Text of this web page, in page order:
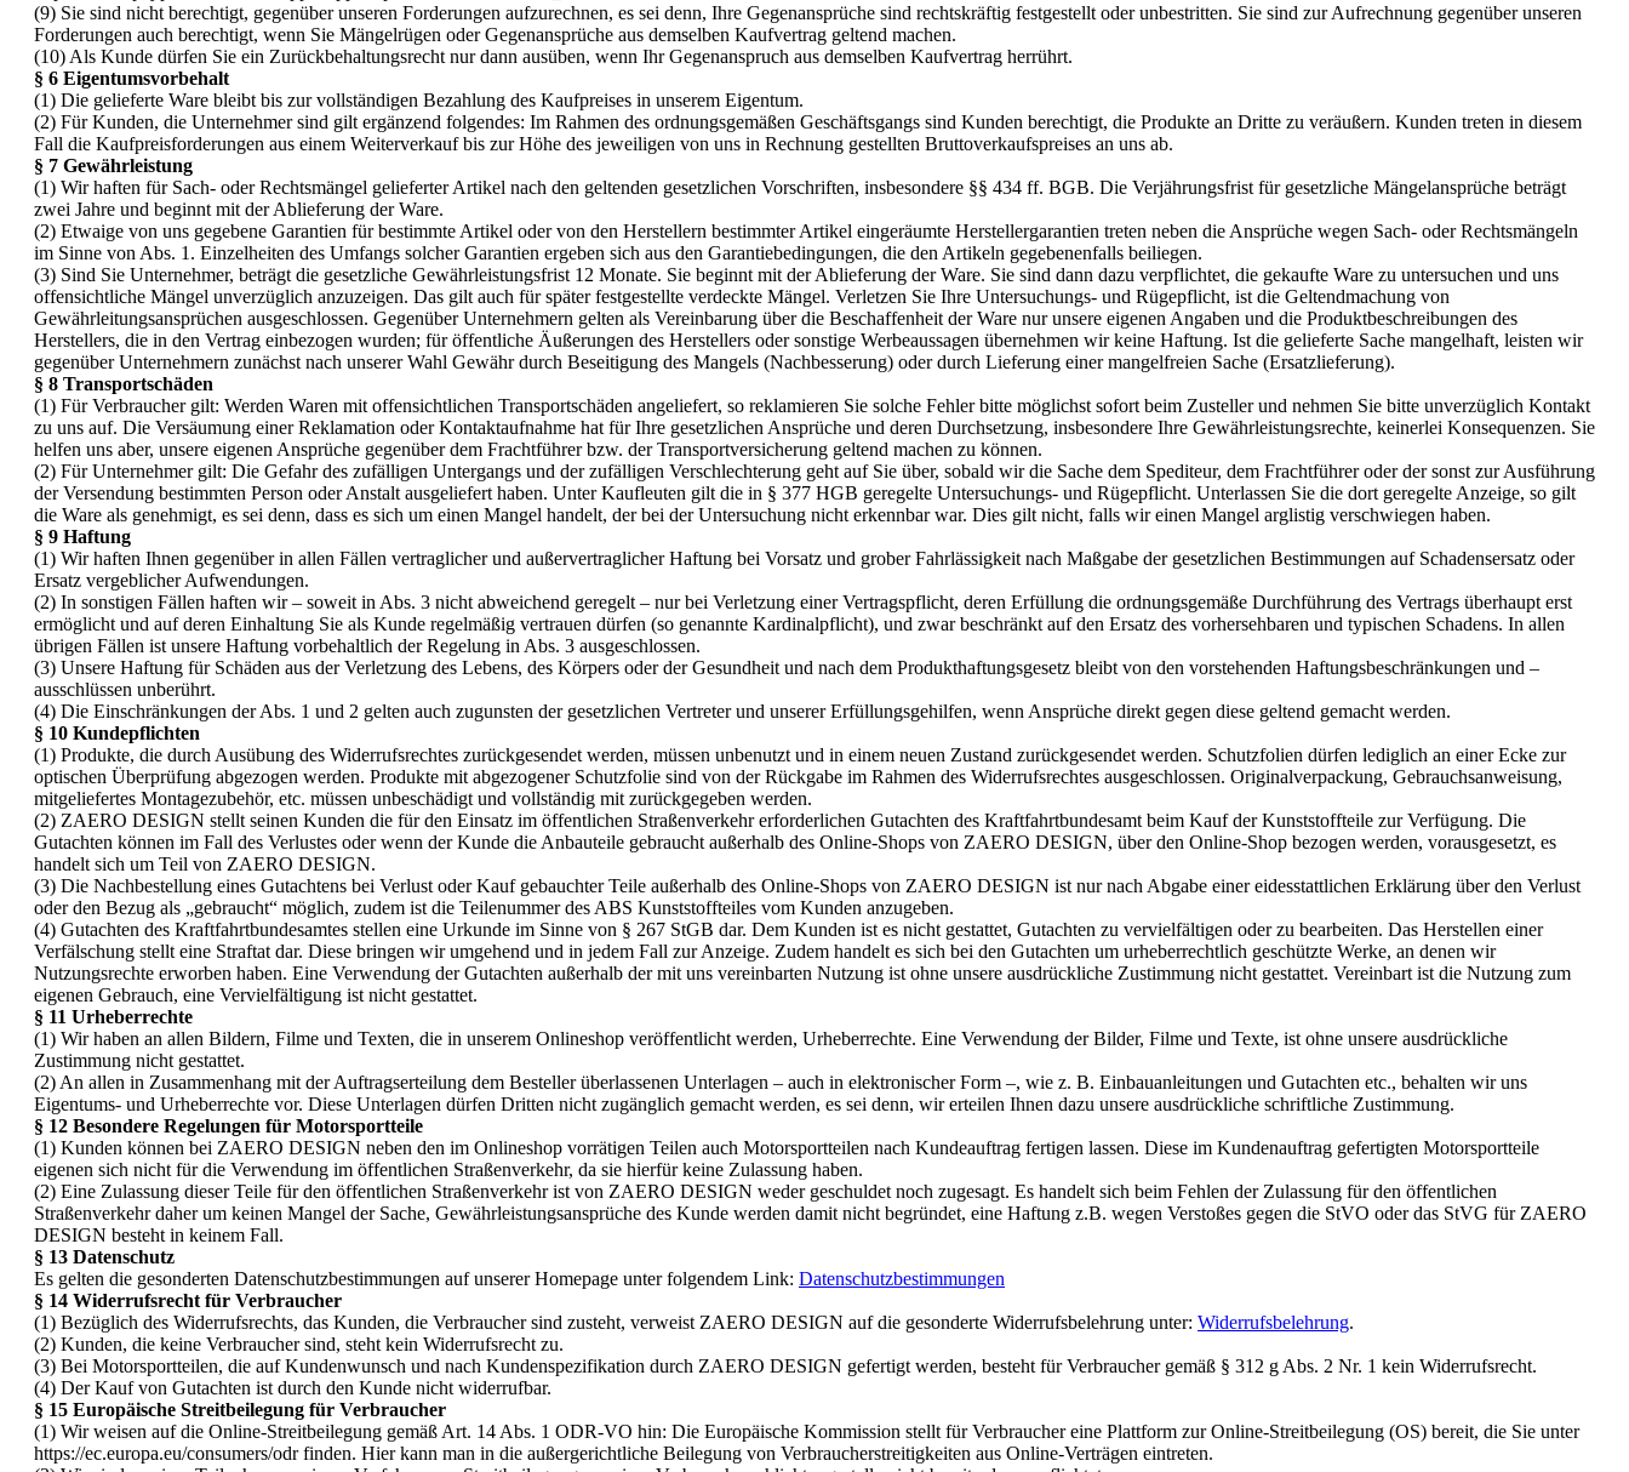
(9) Sie sind nicht berechtigt, gegenüber unseren Forderungen aufzurechnen, es sei denn, Ihre Gegenansprüche sind rechtskräftig festgestellt oder unbestritten. Sie sind zur Aufrechnung gegenüber unseren
Forderungen auch berechtigt, wenn Sie Mängelrügen oder Gegenansprüche aus demselben Kaufvertrag geltend machen.
(10) Als Kunde dürfen Sie ein Zurückbehaltungsrecht nur dann ausüben, wenn Ihr Gegenanspruch aus demselben Kaufvertrag herrührt.
§ 6 Eigentumsvorbehalt
(1) Die gelieferte Ware bleibt bis zur vollständigen Bezahlung des Kaufpreises in unserem Eigentum.
(2) Für Kunden, die Unternehmer sind gilt ergänzend folgendes: Im Rahmen des ordnungsgemäßen Geschäftsgangs sind Kunden berechtigt, die Produkte an Dritte zu veräußern. Kunden treten in diesem
Fall die Kaufpreisforderungen aus einem Weiterverkauf bis zur Höhe des jeweiligen von uns in Rechnung gestellten Bruttoverkaufspreises an uns ab.
§ 7 Gewährleistung
(1) Wir haften für Sach- oder Rechtsmängel gelieferter Artikel nach den geltenden gesetzlichen Vorschriften, insbesondere §§ 434 ff. BGB. Die Verjährungsfrist für gesetzliche Mängelansprüche beträgt
zwei Jahre und beginnt mit der Ablieferung der Ware.
(2) Etwaige von uns gegebene Garantien für bestimmte Artikel oder von den Herstellern bestimmter Artikel eingeräumte Herstellergarantien treten neben die Ansprüche wegen Sach- oder Rechtsmängeln
im Sinne von Abs. 1. Einzelheiten des Umfangs solcher Garantien ergeben sich aus den Garantiebedingungen, die den Artikeln gegebenenfalls beiliegen.
(3) Sind Sie Unternehmer, beträgt die gesetzliche Gewährleistungsfrist 12 Monate. Sie beginnt mit der Ablieferung der Ware. Sie sind dann dazu verpflichtet, die gekaufte Ware zu untersuchen und uns
offensichtliche Mängel unverzüglich anzuzeigen. Das gilt auch für später festgestellte verdeckte Mängel. Verletzen Sie Ihre Untersuchungs- und Rügepflicht, ist die Geltendmachung von
Gewährleitungsansprüchen ausgeschlossen. Gegenüber Unternehmern gelten als Vereinbarung über die Beschaffenheit der Ware nur unsere eigenen Angaben und die Produktbeschreibungen des
Herstellers, die in den Vertrag einbezogen wurden; für öffentliche Äußerungen des Herstellers oder sonstige Werbeaussagen übernehmen wir keine Haftung. Ist die gelieferte Sache mangelhaft, leisten wir
gegenüber Unternehmern zunächst nach unserer Wahl Gewähr durch Beseitigung des Mangels (Nachbesserung) oder durch Lieferung einer mangelfreien Sache (Ersatzlieferung).
§ 8 Transportschäden
(1) Für Verbraucher gilt: Werden Waren mit offensichtlichen Transportschäden angeliefert, so reklamieren Sie solche Fehler bitte möglichst sofort beim Zusteller und nehmen Sie bitte unverzüglich Kontakt
zu uns auf. Die Versäumung einer Reklamation oder Kontaktaufnahme hat für Ihre gesetzlichen Ansprüche und deren Durchsetzung, insbesondere Ihre Gewährleistungsrechte, keinerlei Konsequenzen. Sie
helfen uns aber, unsere eigenen Ansprüche gegenüber dem Frachtführer bzw. der Transportversicherung geltend machen zu können.
(2) Für Unternehmer gilt: Die Gefahr des zufälligen Untergangs und der zufälligen Verschlechterung geht auf Sie über, sobald wir die Sache dem Spediteur, dem Frachtführer oder der sonst zur Ausführung
der Versendung bestimmten Person oder Anstalt ausgeliefert haben. Unter Kaufleuten gilt die in § 377 HGB geregelte Untersuchungs- und Rügepflicht. Unterlassen Sie die dort geregelte Anzeige, so gilt
die Ware als genehmigt, es sei denn, dass es sich um einen Mangel handelt, der bei der Untersuchung nicht erkennbar war. Dies gilt nicht, falls wir einen Mangel arglistig verschwiegen haben.
§ 9 Haftung
(1) Wir haften Ihnen gegenüber in allen Fällen vertraglicher und außervertraglicher Haftung bei Vorsatz und grober Fahrlässigkeit nach Maßgabe der gesetzlichen Bestimmungen auf Schadensersatz oder
Ersatz vergeblicher Aufwendungen.
(2) In sonstigen Fällen haften wir – soweit in Abs. 3 nicht abweichend geregelt – nur bei Verletzung einer Vertragspflicht, deren Erfüllung die ordnungsgemäße Durchführung des Vertrags überhaupt erst
ermöglicht und auf deren Einhaltung Sie als Kunde regelmäßig vertrauen dürfen (so genannte Kardinalpflicht), und zwar beschränkt auf den Ersatz des vorhersehbaren und typischen Schadens. In allen
übrigen Fällen ist unsere Haftung vorbehaltlich der Regelung in Abs. 3 ausgeschlossen.
(3) Unsere Haftung für Schäden aus der Verletzung des Lebens, des Körpers oder der Gesundheit und nach dem Produkthaftungsgesetz bleibt von den vorstehenden Haftungsbeschränkungen und –
ausschlüssen unberührt.
(4) Die Einschränkungen der Abs. 1 und 2 gelten auch zugunsten der gesetzlichen Vertreter und unserer Erfüllungsgehilfen, wenn Ansprüche direkt gegen diese geltend gemacht werden.
§ 10 Kundepflichten
(1) Produkte, die durch Ausübung des Widerrufsrechtes zurückgesendet werden, müssen unbenutzt und in einem neuen Zustand zurückgesendet werden. Schutzfolien dürfen lediglich an einer Ecke zur
optischen Überprüfung abgezogen werden. Produkte mit abgezogener Schutzfolie sind von der Rückgabe im Rahmen des Widerrufsrechtes ausgeschlossen. Originalverpackung, Gebrauchsanweisung,
mitgeliefertes Montagezubehör, etc. müssen unbeschädigt und vollständig mit zurückgegeben werden.
(2) ZAERO DESIGN stellt seinen Kunden die für den Einsatz im öffentlichen Straßenverkehr erforderlichen Gutachten des Kraftfahrtbundesamt beim Kauf der Kunststoffteile zur Verfügung. Die
Gutachten können im Fall des Verlustes oder wenn der Kunde die Anbauteile gebraucht außerhalb des Online-Shops von ZAERO DESIGN, über den Online-Shop bezogen werden, vorausgesetzt, es
handelt sich um Teil von ZAERO DESIGN.
(3) Die Nachbestellung eines Gutachtens bei Verlust oder Kauf gebauchter Teile außerhalb des Online-Shops von ZAERO DESIGN ist nur nach Abgabe einer eidesstattlichen Erklärung über den Verlust
oder den Bezug als „gebraucht“ möglich, zudem ist die Teilenummer des ABS Kunststoffteiles vom Kunden anzugeben.
(4) Gutachten des Kraftfahrtbundesamtes stellen eine Urkunde im Sinne von § 267 StGB dar. Dem Kunden ist es nicht gestattet, Gutachten zu vervielfältigen oder zu bearbeiten. Das Herstellen einer
Verfälschung stellt eine Straftat dar. Diese bringen wir umgehend und in jedem Fall zur Anzeige. Zudem handelt es sich bei den Gutachten um urheberrechtlich geschützte Werke, an denen wir
Nutzungsrechte erworben haben. Eine Verwendung der Gutachten außerhalb der mit uns vereinbarten Nutzung ist ohne unsere ausdrückliche Zustimmung nicht gestattet. Vereinbart ist die Nutzung zum
eigenen Gebrauch, eine Vervielfältigung ist nicht gestattet.
§ 11 Urheberrechte
(1) Wir haben an allen Bildern, Filme und Texten, die in unserem Onlineshop veröffentlicht werden, Urheberrechte. Eine Verwendung der Bilder, Filme und Texte, ist ohne unsere ausdrückliche
Zustimmung nicht gestattet.
(2) An allen in Zusammenhang mit der Auftragserteilung dem Besteller überlassenen Unterlagen – auch in elektronischer Form –, wie z. B. Einbauanleitungen und Gutachten etc., behalten wir uns
Eigentums- und Urheberrechte vor. Diese Unterlagen dürfen Dritten nicht zugänglich gemacht werden, es sei denn, wir erteilen Ihnen dazu unsere ausdrückliche schriftliche Zustimmung.
§ 12 Besondere Regelungen für Motorsportteile
(1) Kunden können bei ZAERO DESIGN neben den im Onlineshop vorrätigen Teilen auch Motorsportteilen nach Kundeauftrag fertigen lassen. Diese im Kundenauftrag gefertigten Motorsportteile
eigenen sich nicht für die Verwendung im öffentlichen Straßenverkehr, da sie hierfür keine Zulassung haben.
(2) Eine Zulassung dieser Teile für den öffentlichen Straßenverkehr ist von ZAERO DESIGN weder geschuldet noch zugesagt. Es handelt sich beim Fehlen der Zulassung für den öffentlichen
Straßenverkehr daher um keinen Mangel der Sache, Gewährleistungsansprüche des Kunde werden damit nicht begründet, eine Haftung z.B. wegen Verstoßes gegen die StVO oder das StVG für ZAERO
DESIGN besteht in keinem Fall.
§ 13 Datenschutz
Es gelten die gesonderten Datenschutzbestimmungen auf unserer Homepage unter folgendem Link: Datenschutzbestimmungen
§ 14 Widerrufsrecht für Verbraucher
(1) Bezüglich des Widerrufsrechts, das Kunden, die Verbraucher sind zusteht, verweist ZAERO DESIGN auf die gesonderte Widerrufsbelehrung unter: Widerrufsbelehrung.
(2) Kunden, die keine Verbraucher sind, steht kein Widerrufsrecht zu.
(3) Bei Motorsportteilen, die auf Kundenwunsch und nach Kundenspezifikation durch ZAERO DESIGN gefertigt werden, besteht für Verbraucher gemäß § 312 g Abs. 2 Nr. 1 kein Widerrufsrecht.
(4) Der Kauf von Gutachten ist durch den Kunde nicht widerrufbar.
§ 15 Europäische Streitbeilegung für Verbraucher
(1) Wir weisen auf die Online-Streitbeilegung gemäß Art. 14 Abs. 1 ODR-VO hin: Die Europäische Kommission stellt für Verbraucher eine Plattform zur Online-Streitbeilegung (OS) bereit, die Sie unter
https://ec.europa.eu/consumers/odr finden. Hier kann man in die außergerichtliche Beilegung von Verbraucherstreitigkeiten aus Online-Verträgen eintreten.